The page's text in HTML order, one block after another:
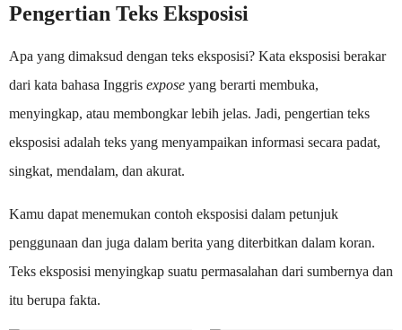
Pengertian Teks Eksposisi
Apa yang dimaksud dengan teks eksposisi? Kata eksposisi berakar
dari kata bahasa Inggris expose yang berarti membuka,
menyingkap, atau membongkar lebih jelas. Jadi, pengertian teks
eksposisi adalah teks yang menyampaikan informasi secara padat,
singkat, mendalam, dan akurat.
Kamu dapat menemukan contoh eksposisi dalam petunjuk
penggunaan dan juga dalam berita yang diterbitkan dalam koran.
Teks eksposisi menyingkap suatu permasalahan dari sumbernya dan
itu berupa fakta.